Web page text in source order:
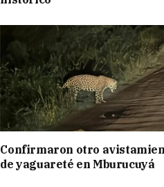
Confirmaron otro
de yaguareté en Mburucuyá